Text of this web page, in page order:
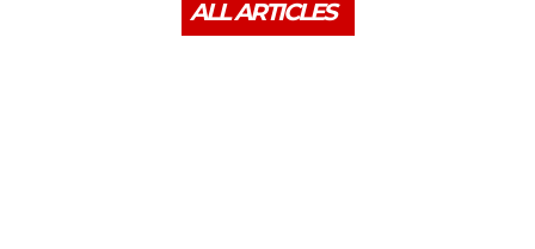
ALL ARTICLES